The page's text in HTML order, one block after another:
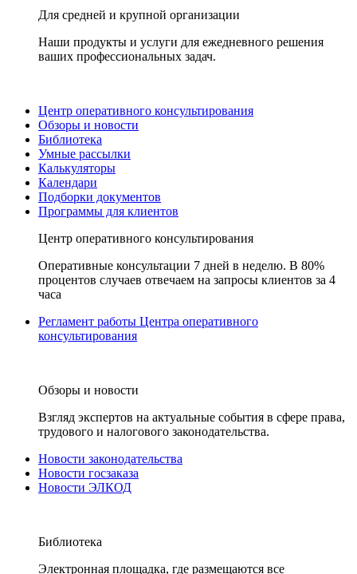
Для средней и крупной организации
Наши продукты и услуги для ежедневного решения
ваших профессиональных задач.
Центр оперативного консультирования
Обзоры и новости
Библиотека
Умные рассылки
Калькуляторы
Календари
Подборки документов
Программы для клиентов
Центр оперативного консультирования
Оперативные консультации 7 дней в неделю. В 80%
процентов случаев отвечаем на запросы клиентов за 4
часа
Регламент работы Центра оперативного
консультирования
Обзоры и новости
Взгляд экспертов на актуальные события в сфере права,
трудового и налогового законодательства.
Новости законодательства
Новости госзаказа
Новости ЭЛКОД
Библиотека
Электронная площадка, где размещаются все